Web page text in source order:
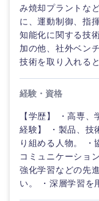
み焼却プラントな
に、運動制御、指
知能化に関する技
加の他、社外ベン
技術を取り入れる
経験・資格
【学歴】 ・高専
経験】 ・製品、技
り組める人物。 ・
コミュニケーショ
強化学習などの先
い。 ・深層学習を